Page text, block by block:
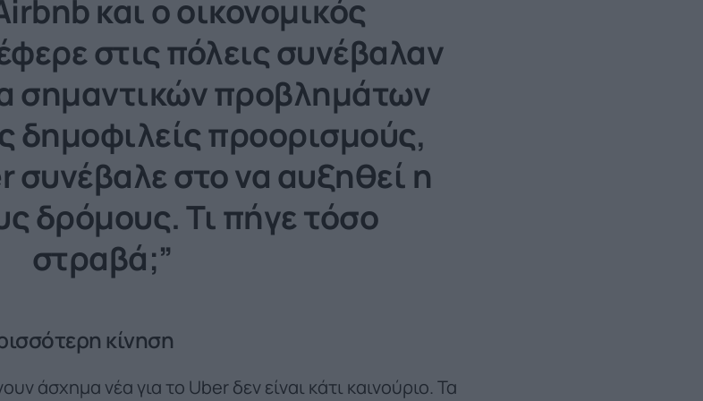
και ο οικονομικός
στις πόλεις συνέβαλαν
σημαντικών προβλημάτων
δημοφιλείς προορισμούς,
συνέβαλε στο να αυξηθεί η
δρόμους. Τι πήγε τόσο
στραβά;”
κίνηση
άσχημα νέα για το Uber δεν είναι κάτι καινούριο. Τα